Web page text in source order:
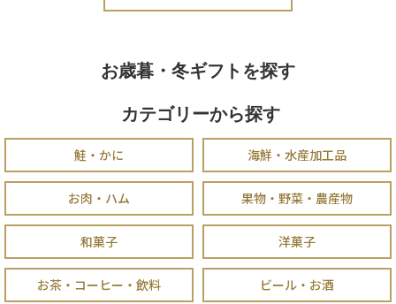
お歳暮・冬ギフトを探す
カテゴリーから探す
鮭・かに 海鮮・水産加工品
お肉・ハム 果物・野菜・農産物
和菓子 洋菓子
お茶・コーヒー・飲料 ビール・お酒